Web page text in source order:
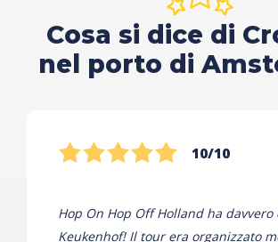
Cosa si dice di
nel porto di
10/10
Hop On Hop Off Holland ha davvero
Keukenhof! Il tour era organizzato